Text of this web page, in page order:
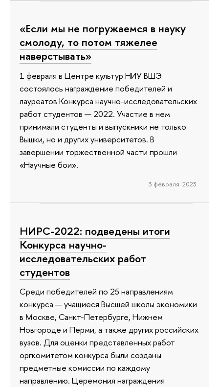
«Если мы не погружаемся в науку
смолоду, то потом тяжелее
наверстывать»
1 февраля в Центре культур НИУ ВШЭ
состоялось награждение победителей и
лауреатов Конкурса научно-исследовательских
работ студентов — 2022. Участие в нем
принимали студенты и выпускники не только
Вышки, но и других университетов. В
завершении торжественной части прошли
«Научные бои».
3 февраля 2023
НИРС-2022: подведены итоги
Конкурса научно-
исследовательских работ
студентов
Среди победителей по 25 направлениям
конкурса — учащиеся Высшей школы экономики
в Москве, Санкт-Петербурге, Нижнем
Новгороде и Перми, а также других российских
вузов. Для оценки представленных работ
оргкомитетом конкурса были созданы
предметные комиссии по каждому
направлению. Церемония награждения